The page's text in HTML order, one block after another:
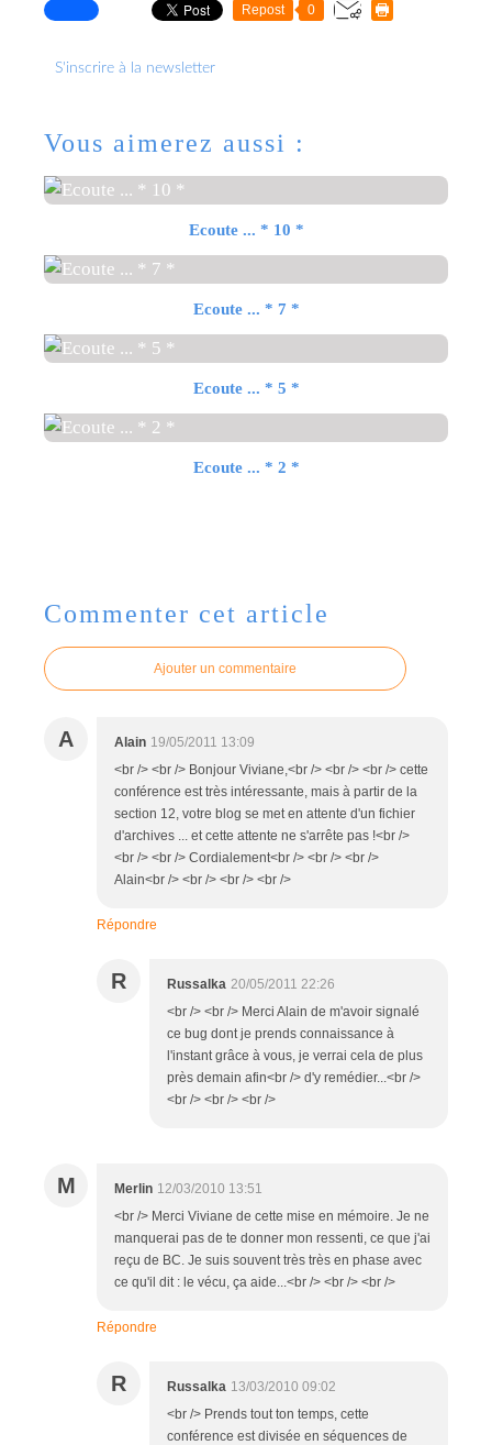
Repost 0
S'inscrire à la newsletter
Vous aimerez aussi :
Ecoute ... * 10 *
Ecoute ... * 7 *
Ecoute ... * 5 *
Ecoute ... * 2 *
Commenter cet article
Ajouter un commentaire
A Alain 19/05/2011 13:09
<br /> <br /> Bonjour Viviane,<br /> <br /> <br /> cette
conférence est très intéressante, mais à partir de la
section 12, votre blog se met en attente d'un fichier
d'archives ... et cette attente ne s'arrête pas !<br />
<br /> <br /> Cordialement<br /> <br /> <br />
Alain<br /> <br /> <br /> <br />
Répondre
R Russalka 20/05/2011 22:26
<br /> <br /> Merci Alain de m'avoir signalé
ce bug dont je prends connaissance à
l'instant grâce à vous, je verrai cela de plus
près demain afin<br /> d'y remédier...<br />
<br /> <br /> <br />
M Merlin 12/03/2010 13:51
<br /> Merci Viviane de cette mise en mémoire. Je ne
manquerai pas de te donner mon ressenti, ce que j'ai
reçu de BC. Je suis souvent très très en phase avec
ce qu'il dit : le vécu, ça aide...<br /> <br /> <br />
Répondre
R Russalka 13/03/2010 09:02
<br /> Prends tout ton temps, cette
conférence est divisée en séquences de